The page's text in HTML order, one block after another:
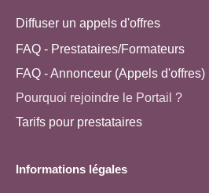
Diffuser un appels d'offres
FAQ - Prestataires/Formateurs
FAQ - Annonceur (Appels d'offres)
Pourquoi rejoindre le Portail ?
Tarifs pour prestataires
Informations légales